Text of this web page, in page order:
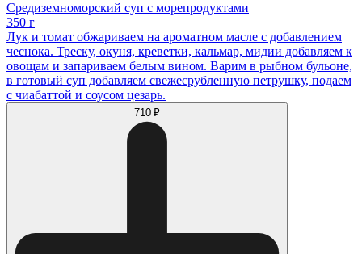
Средиземноморский суп с морепродуктами
350 г
Лук и томат обжариваем на ароматном масле с добавлением
чеснока. Треску, окуня, креветки, кальмар, мидии добавляем к
овощам и запариваем белым вином. Варим в рыбном бульоне,
в готовый суп добавляем свежесрубленную петрушку, подаем
с чиабаттой и соусом цезарь.
710 ₽